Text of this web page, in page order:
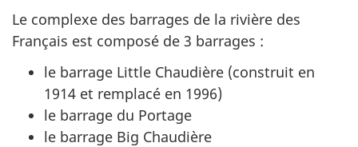
Le complexe des barrages de la rivière des
Français est composé de 3 barrages :
le barrage Little Chaudière (construit en
1914 et remplacé en 1996)
le barrage du Portage
le barrage Big Chaudière